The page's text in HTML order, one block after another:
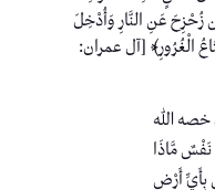
زُحْزِحَ عَنِ النَّارِ وَأُدْخِلَ
الْغُرُورِ﴾ [آل عمران:
خصه الله
نَفْسٌ مَّاذَا
بِأَيِّ أَرْضٍ